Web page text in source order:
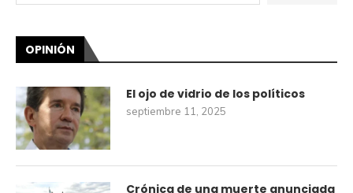
OPINIÓN
El ojo de vidrio de los políticos
septiembre 11, 2025
Crónica de una muerte anunciada